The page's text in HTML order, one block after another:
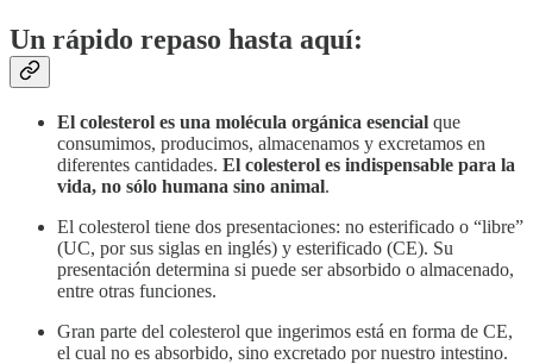
Un rápido repaso hasta aquí:
El colesterol es una molécula orgánica esencial que
consumimos, producimos, almacenamos y excretamos en
diferentes cantidades. El colesterol es indispensable para la
vida, no sólo humana sino animal.
El colesterol tiene dos presentaciones: no esterificado o “libre”
(UC, por sus siglas en inglés) y esterificado (CE). Su
presentación determina si puede ser absorbido o almacenado,
entre otras funciones.
Gran parte del colesterol que ingerimos está en forma de CE,
el cual no es absorbido, sino excretado por nuestro intestino.